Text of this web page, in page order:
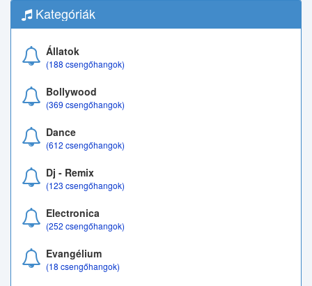
Kategóriák
Állatok
(188 csengőhangok)
Bollywood
(369 csengőhangok)
Dance
(612 csengőhangok)
Dj - Remix
(123 csengőhangok)
Electronica
(252 csengőhangok)
Evangélium
(18 csengőhangok)